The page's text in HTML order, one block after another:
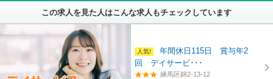
この求人を見た人はこんな求人もチェックしています
年間休日115日 賞与年2
回 デイサービ･･･
練馬区錦2-13-12